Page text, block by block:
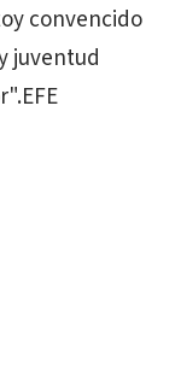
convencido
juventud